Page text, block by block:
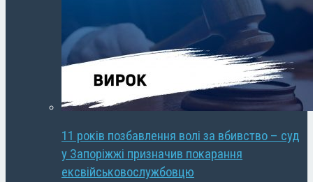
11 років позбавлення волі за вбивство – суд
у Запоріжжі призначив покарання
ексвійськовослужбовцю